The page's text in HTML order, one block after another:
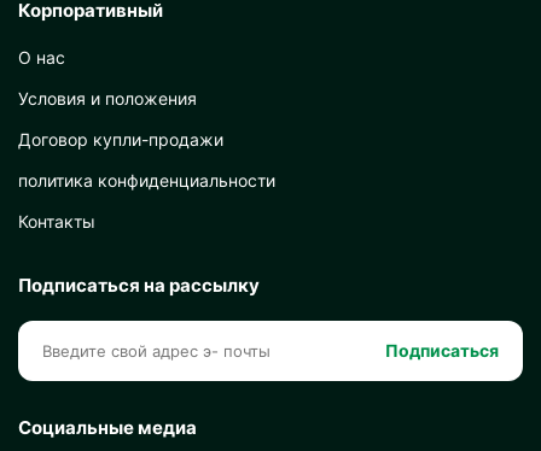
Корпоративный
О нас
Условия и положения
Договор купли-продажи
политика конфиденциальности
Контакты
Подписаться на рассылку
Подписаться
Социальные медиа